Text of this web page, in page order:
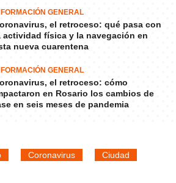
GENERAL
el retroceso: qué pasa con
actividad física y la navegación en
nueva cuarentena
GENERAL
el retroceso: cómo
en Rosario los cambios de
en seis meses de pandemia
Coronavirus Ciudad